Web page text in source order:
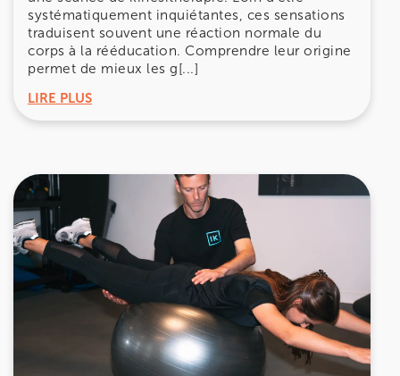
systématiquement inquiétantes, ces sensations
traduisent souvent une réaction normale du
corps à la rééducation. Comprendre leur origine
permet de mieux les g[...]
LIRE PLUS
Prenez RDV sur
Prenez RDV sur